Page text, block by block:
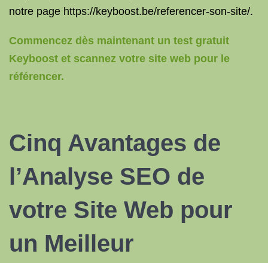
notre page https://keyboost.be/referencer-son-site/.
Commencez dès maintenant un test gratuit
Keyboost et scannez votre site web pour le
référencer.
Cinq Avantages de
l’Analyse SEO de
votre Site Web pour
un Meilleur